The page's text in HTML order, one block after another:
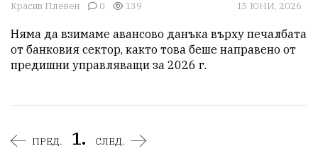
Красив Плевен 0 139 15 ЮНИ, 2026
Няма да взимаме авансово данъка върху печалбата
от банковия сектор, както това беше направено от
предишни управляващи за 2026 г.
ПРЕД. 1. СЛЕД.